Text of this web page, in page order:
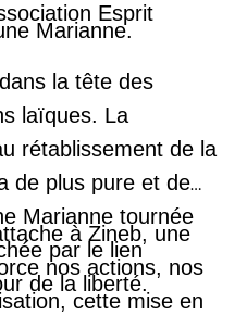
agréer, Monsieur
les plus
grandir son fils avec
Esprit
Marianne.
la tête des
laïques. La
rétablissement de la
de plus pure et de
Marianne tournée
par le lien
de la liberté.
à Zineb, une
nos actions, nos
cette mise en